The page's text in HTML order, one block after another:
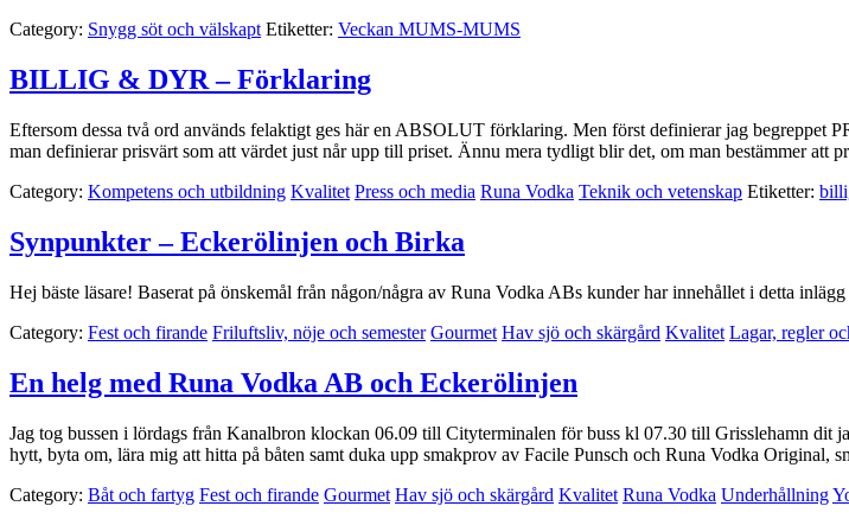
Category: Snygg söt och välskapt Etiketter: Veckan MUMS-MUMS
BILLIG & DYR – Förklaring
Eftersom dessa två ord används felaktigt ges här en ABSOLUT förklaring. Men först definierar jag
man definierar prisvärt som att värdet just når upp till priset. Ännu mera tydligt blir det, om man bestämmer att
Category: Kompetens och utbildning Kvalitet Press och media Runa Vodka Teknik och vetenskap Etiketter:
Synpunkter – Eckerölinjen och Birka
Hej bäste läsare! Baserat på önskemål från någon/några av Runa Vodka ABs kunder har innehållet i detta inlägg
Category: Fest och firande Friluftsliv, nöje och semester Gourmet Hav sjö och skärgård Kvalitet Lagar, regler
En helg med Runa Vodka AB och Eckerölinjen
Jag tog bussen i lördags från Kanalbron klockan 06.09 till Cityterminalen för buss kl 07.30 till Grisslehamn dit
hytt, byta om, lära mig att hitta på båten samt duka upp smakprov av Facile Punsch och Runa Vodka Original,
Category: Båt och fartyg Fest och firande Gourmet Hav sjö och skärgård Kvalitet Runa Vodka Underhållning